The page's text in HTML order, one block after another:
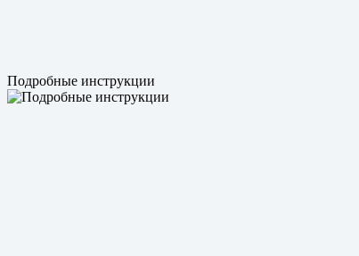
Подробные инструкции